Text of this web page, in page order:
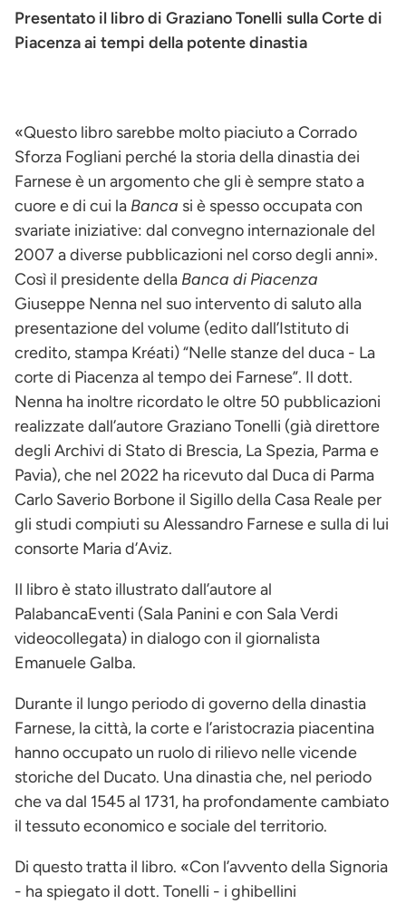
Presentato il libro di Graziano Tonelli sulla Corte di
Piacenza ai tempi della potente dinastia
«Questo libro sarebbe molto piaciuto a Corrado
Sforza Fogliani perché la storia della dinastia dei
Farnese è un argomento che gli è sempre stato a
cuore e di cui la Banca si è spesso occupata con
svariate iniziative: dal convegno internazionale del
2007 a diverse pubblicazioni nel corso degli anni».
Così il presidente della Banca di Piacenza
Giuseppe Nenna nel suo intervento di saluto alla
presentazione del volume (edito dall’Istituto di
credito, stampa Kréati) “Nelle stanze del duca - La
corte di Piacenza al tempo dei Farnese”. Il dott.
Nenna ha inoltre ricordato le oltre 50 pubblicazioni
realizzate dall’autore Graziano Tonelli (già direttore
degli Archivi di Stato di Brescia, La Spezia, Parma e
Pavia), che nel 2022 ha ricevuto dal Duca di Parma
Carlo Saverio Borbone il Sigillo della Casa Reale per
gli studi compiuti su Alessandro Farnese e sulla di lui
consorte Maria d’Aviz.
Il libro è stato illustrato dall’autore al
PalabancaEventi (Sala Panini e con Sala Verdi
videocollegata) in dialogo con il giornalista
Emanuele Galba.
Durante il lungo periodo di governo della dinastia
Farnese, la città, la corte e l’aristocrazia piacentina
hanno occupato un ruolo di rilievo nelle vicende
storiche del Ducato. Una dinastia che, nel periodo
che va dal 1545 al 1731, ha profondamente cambiato
il tessuto economico e sociale del territorio.
Di questo tratta il libro. «Con l’avvento della Signoria
- ha spiegato il dott. Tonelli - i ghibellini